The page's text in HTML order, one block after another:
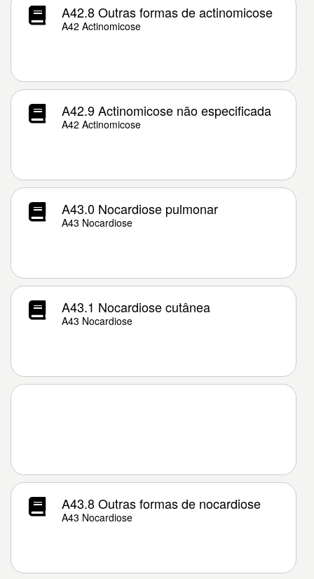
A42.8 Outras formas de actinomicose
A42 Actinomicose
A42.9 Actinomicose não especificada
A42 Actinomicose
A43.0 Nocardiose pulmonar
A43 Nocardiose
A43.1 Nocardiose cutânea
A43 Nocardiose
A43.8 Outras formas de nocardiose
A43 Nocardiose